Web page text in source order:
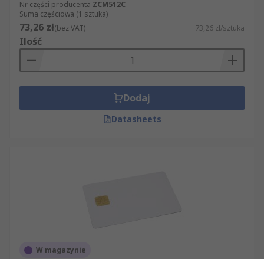
Nr części producenta ZCM512C
Suma częściowa (1 sztuka)
73,26 zł(bez VAT) 73,26 zł/sztuka
Ilość
Dodaj
Datasheets
W magazynie